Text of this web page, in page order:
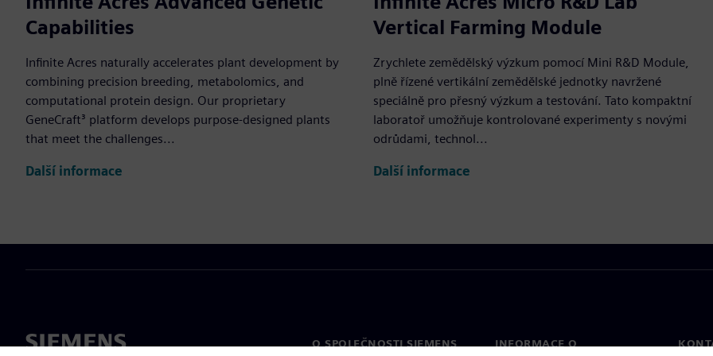
Capabilities
Infinite Acres naturally accelerates plant development by
combining precision breeding, metabolomics, and
computational protein design. Our proprietary
GeneCraft³ platform develops purpose-designed plants
that meet the challenges...
Další informace
Vertical Farming Module
Zrychlete zemědělský výzkum pomocí Mini R&D Module,
plně řízené vertikální zemědělské jednotky navržené
speciálně pro přesný výzkum a testování. Tato kompaktní
laboratoř umožňuje kontrolované experimenty s novými
odrůdami, technol...
Další informace
O SPOLEČNOSTI SIEMENS INFORMACE O